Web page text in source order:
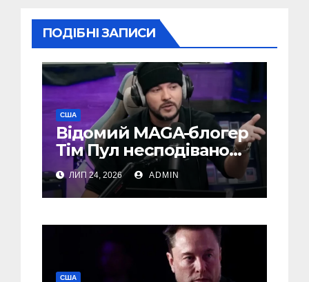
ПОДІБНІ ЗАПИСИ
США
Відомий MAGA-блогер
Тім Пул несподівано
підтримав Україну
ЛИП 24, 2026 ADMIN
США